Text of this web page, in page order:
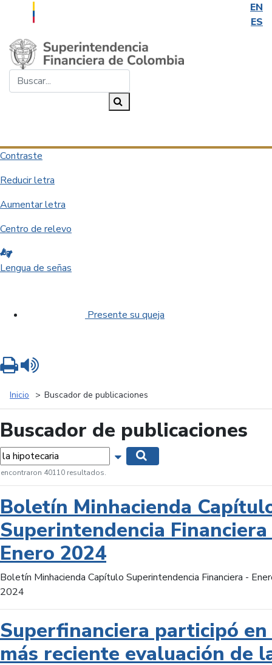
EN
ES
Saltar al contenido principal
Contraste
Reducir letra
Aumentar letra
Centro de relevo
Lengua de señas
Presente su queja
Inicio Buscador de publicaciones
Buscador de publicaciones
Mostrar opciones de búsqueda
encontraron 40110 resultados.
Boletín Minhacienda
Superintendencia
Enero 2024
Boletín Minhacienda Capítulo Superintendencia Financiera -
2024
Superfinanciera participó
más reciente evaluación de
Imprimir